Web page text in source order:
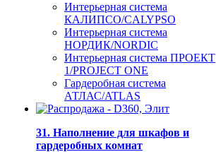
Интерьерная система
КАЛИПСО/CALYPSO
Интерьерная система
НОРДИК/NORDIC
Интерьерная система ПРОЕКТ
1/PROJECT ONE
Гардеробная система
АТЛАС/ATLAS
31. Наполнение для шкафов и
гардеробных комнат